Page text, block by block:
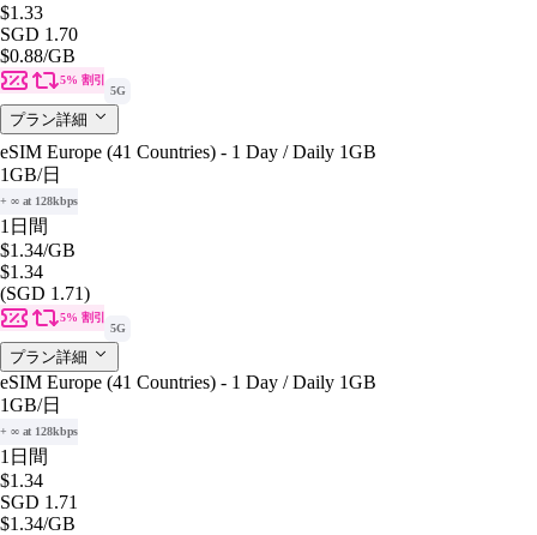
$1.33
SGD 1.70
$0.88/GB
5% 割引
5G
プラン詳細
eSIM Europe (41 Countries) - 1 Day / Daily 1GB
1GB/日
+ ∞ at 128kbps
1日間
$1.34/GB
$1.34
(SGD 1.71)
5% 割引
5G
プラン詳細
eSIM Europe (41 Countries) - 1 Day / Daily 1GB
1GB/日
+ ∞ at 128kbps
1日間
$1.34
SGD 1.71
$1.34/GB